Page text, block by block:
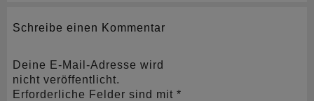
Schreibe einen Kommentar
Deine E-Mail-Adresse wird
nicht veröffentlicht.
Erforderliche Felder sind mit *